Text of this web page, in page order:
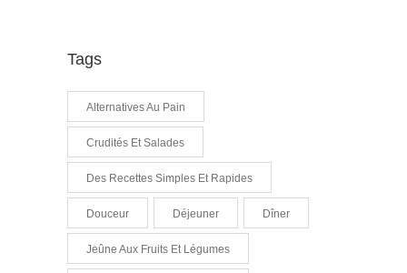
Tags
Alternatives Au Pain
Crudités Et Salades
Des Recettes Simples Et Rapides
Douceur Déjeuner Dîner
Jeûne Aux Fruits Et Légumes